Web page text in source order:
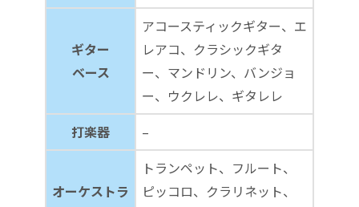
ギター
ベース
アコースティックギター、エ
レアコ、クラシックギタ
ー、マンドリン、バンジョ
ー、ウクレレ、ギタレレ
打楽器
–
オーケストラ
トランペット、フルート、
ピッコロ、クラリネット、